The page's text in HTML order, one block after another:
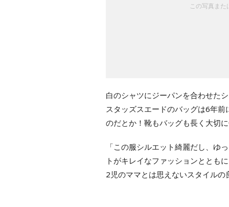
この写真ま
白のシャツにジーパンを合わせた
スタッズスエードのバッグは6年
のだとか！靴もバッグも長く大切
「この服シルエット綺麗だし、ゆ
トがキレイなファッションととも
2児のママとは思えないスタイル